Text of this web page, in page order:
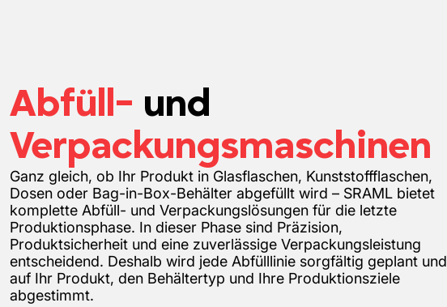
Abfüll- und
Verpackungsmaschinen
Ganz gleich, ob Ihr Produkt in Glasflaschen, Kunststoffflaschen,
Dosen oder Bag-in-Box-Behälter abgefüllt wird – SRAML bietet
komplette Abfüll- und Verpackungslösungen für die letzte
Produktionsphase. In dieser Phase sind Präzision,
Produktsicherheit und eine zuverlässige Verpackungsleistung
entscheidend. Deshalb wird jede Abfülllinie sorgfältig geplant und
auf Ihr Produkt, den Behältertyp und Ihre Produktionsziele
abgestimmt.